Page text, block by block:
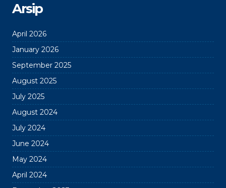
Arsip
April 2026
January 2026
September 2025
August 2025
July 2025
August 2024
July 2024
June 2024
May 2024
April 2024